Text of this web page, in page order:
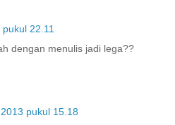
22.11
dengan menulis jadi lega??
pukul 15.18